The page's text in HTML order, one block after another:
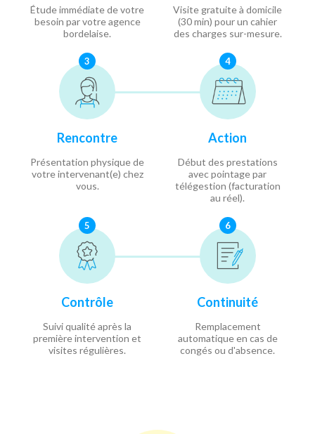
Étude immédiate de votre
besoin par votre agence
bordelaise.
Visite gratuite à domicile
(30 min) pour un cahier
des charges sur-mesure.
3
Rencontre
Présentation physique de
votre intervenant(e) chez
vous.
4
Action
Début des prestations
avec pointage par
télégestion (facturation
au réel).
5
Contrôle
Suivi qualité après la
première intervention et
visites régulières.
6
Continuité
Remplacement
automatique en cas de
congés ou d'absence.